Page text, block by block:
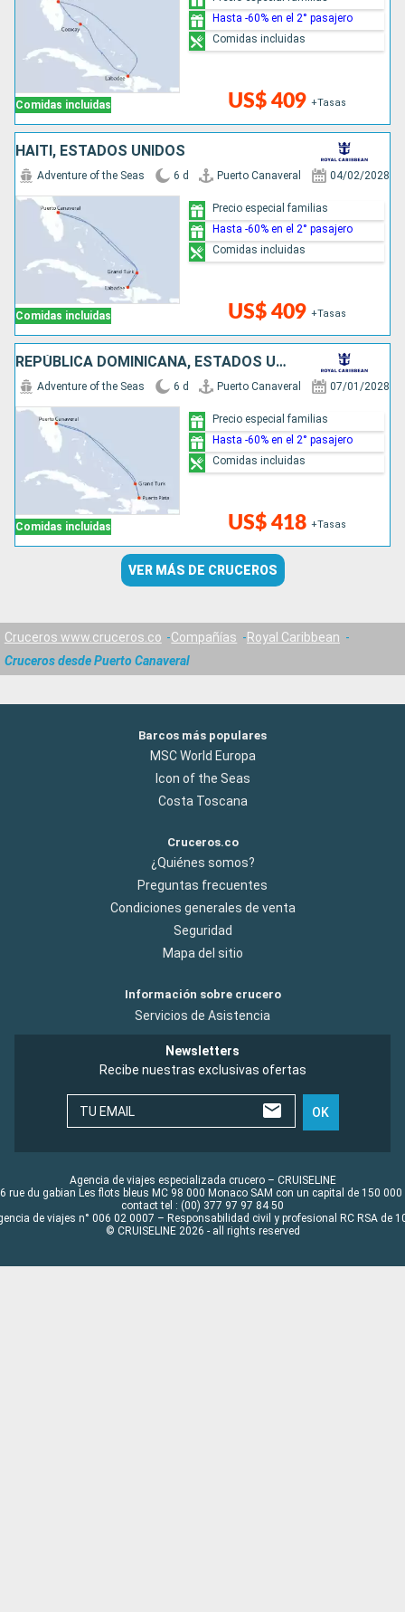
Comidas incluidas US$ 409 +Tasas
Hasta -60% en el 2° pasajero
Comidas incluidas
HAITI, ESTADOS UNIDOS
Comidas incluidas
Adventure of the Seas 6 d Puerto Canaveral 04/02/2028
US$ 409 +Tasas
Precio especial familias
Hasta -60% en el 2° pasajero
Comidas incluidas
REPÚBLICA DOMINICANA, ESTADOS UNIDOS
Comidas incluidas
Adventure of the Seas 6 d Puerto Canaveral 07/01/2028
US$ 418 +Tasas
Precio especial familias
Hasta -60% en el 2° pasajero
Comidas incluidas
VER MÁS DE CRUCEROS
Cruceros www.cruceros.co Compañías
Royal Caribbean
Cruceros desde Puerto Canaveral
Barcos más populares
MSC World Europa
Icon of the Seas
Costa Toscana
Cruceros.co
¿Quiénes somos?
Preguntas frecuentes
Condiciones generales de venta
Seguridad
Mapa del sitio
Información sobre crucero
Servicios de Asistencia
Newsletters
Recibe nuestras exclusivas ofertas
TU EMAIL OK
Agencia de viajes especializada crucero – CRUISELINE
rue du gabian Les flots bleus MC 98 000 Monaco SAM con un capital de 150 000
contact tel : (00) 377 97 97 84 50
de viajes n° 006 02 0007 – Responsabilidad civil y profesional RC RSA de
© CRUISELINE 2026 - all rights reserved